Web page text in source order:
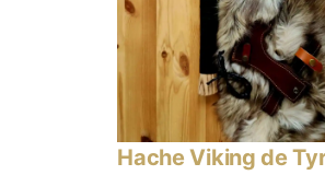
Hache Viking de